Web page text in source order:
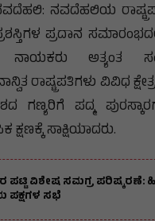
ನವದೆಹಲಿಯ
ಪ್ರದಾನ
ನಾಯಕರು ಅತ್ಯಂತ
ರಾಷ್ಟ್ರಪತಿಗಳು ವಿವಿಧ
ಗಣ್ಯರಿಗೆ ಪದ್ಮ
ಸಾಕ್ಷಿಯಾದರು.
ಪಟ್ಟಿ ವಿಶೇಷ ಸಮಗ್ರ ಪರಿಷ್ಕರಣೆ:
ಪಕ್ಷಗಳ ಸಭೆ